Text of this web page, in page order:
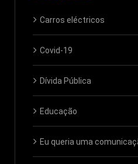
Carros eléctricos
Covid-19
Dívida Pública
Educação
Eu queria uma